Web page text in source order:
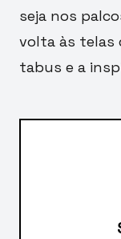
seja nos
volta às telas
tabus e a